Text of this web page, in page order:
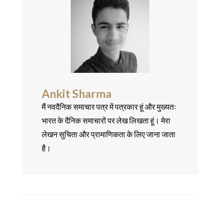
Ankit Sharma
मैं नवदैनिक समाचार पत्र में पत्रकार हूं और मुख्यतः
भारत के दैनिक समाचारों पर लेख लिखता हूं। मेरा
लेखन सुचिता और प्रामाणिकता के लिए जाना जाता
है।